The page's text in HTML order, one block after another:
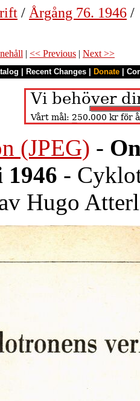
/ Årgång 76. 1946 /
| << Previous | Next >>
Recent Changes Donate
(JPEG) -
1946 -
Hugo